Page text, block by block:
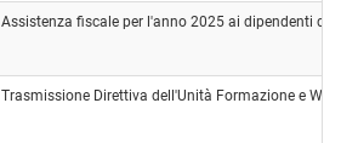
Assistenza fiscale per l'anno 2025 ai dipendenti
Trasmissione Direttiva dell'Unità Formazione e